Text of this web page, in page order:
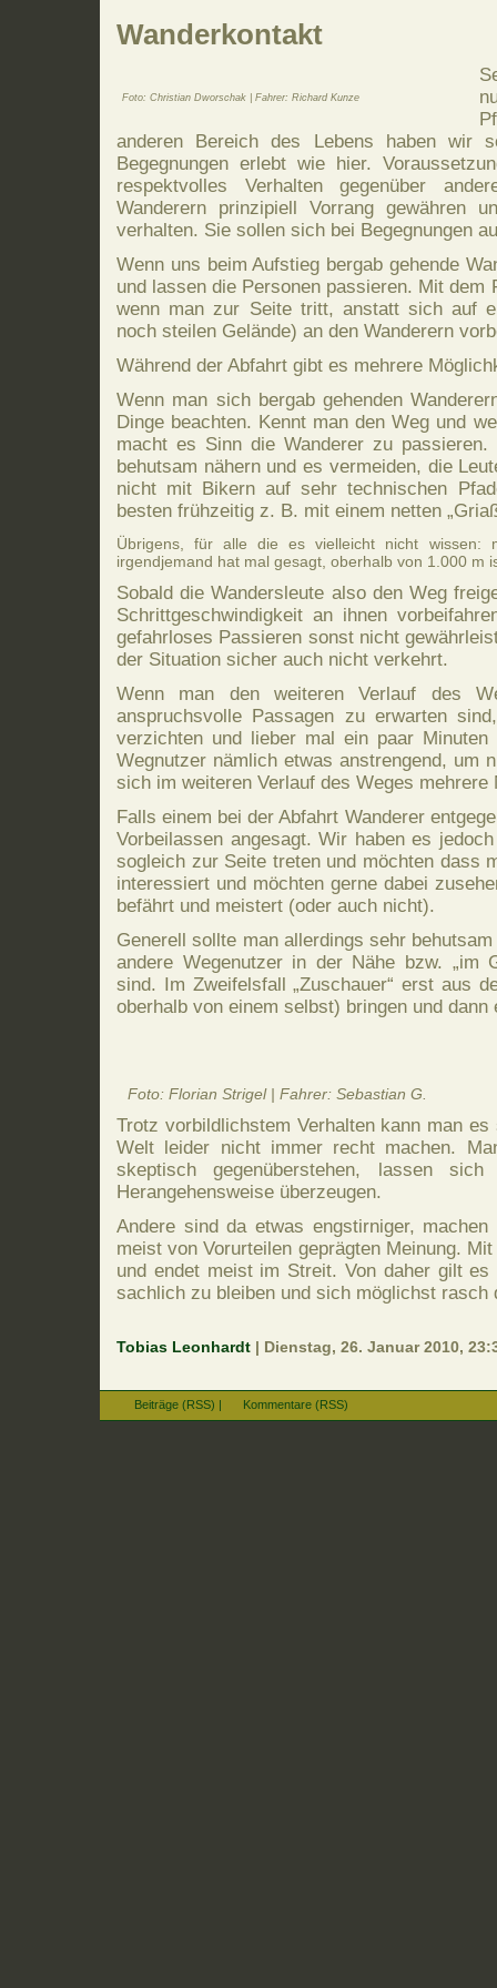
Wanderkontakt
Foto: Christian Dworschak | Fahrer: Richard Kunze
anderen Bereich des Lebens haben wir
Begegnungen erlebt wie hier.
respektvolles Verhalten gegenüber
Wanderern prinzipiell Vorrang gewähren
verhalten. Sie sollen sich bei Begegnungen
Wenn uns beim Aufstieg bergab gehende
und lassen die Personen passieren. Mit
wenn man zur Seite tritt, anstatt sich auf
noch steilen Gelände) an den Wanderern
Während der Abfahrt gibt es mehrere
Wenn man sich bergab gehenden
Dinge beachten. Kennt man den Weg und
macht es Sinn die Wanderer zu
behutsam nähern und es vermeiden, die
nicht mit Bikern auf sehr technischen
besten frühzeitig z. B. mit einem netten
Übrigens, für alle die es vielleicht nicht wissen:
irgendjemand hat mal gesagt, oberhalb von 1.000 m
Sobald die Wandersleute also den Weg
Schrittgeschwindigkeit an ihnen
gefahrloses Passieren sonst nicht
der Situation sicher auch nicht verkehrt.
Wenn man den weiteren Verlauf des
anspruchsvolle Passagen zu erwarten
verzichten und lieber mal ein paar
Wegnutzer nämlich etwas anstrengend, um
sich im weiteren Verlauf des Weges
Falls einem bei der Abfahrt Wanderer
Vorbeilassen angesagt. Wir haben es
sogleich zur Seite treten und möchten dass
interessiert und möchten gerne dabei
befährt und meistert (oder auch nicht).
Generell sollte man allerdings sehr
andere Wegenutzer in der Nähe bzw. „im
sind. Im Zweifelsfall „Zuschauer“ erst aus
oberhalb von einem selbst) bringen und dann
Foto: Florian Strigel | Fahrer: Sebastian G.
Trotz vorbildlichstem Verhalten kann man
Welt leider nicht immer recht machen.
skeptisch gegenüberstehen, lassen sich
Herangehensweise überzeugen.
Andere sind da etwas engstirniger,
meist von Vorurteilen geprägten Meinung.
und endet meist im Streit. Von daher gilt
sachlich zu bleiben und sich möglichst rasch
Tobias Leonhardt | Dienstag, 26. Januar 2010,
Beiträge (RSS) | Kommentare (RSS)